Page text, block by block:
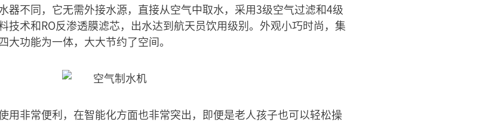
器不同，它无需外接水源，直接从空气中取水，采用3级空气过滤和4级
技术和RO反渗透膜滤芯，出水达到航天员饮用级别。外观小巧时尚，集
功能为一体，大大节约了空间。
用非常便利，在智能化方面也非常突出，即便是老人孩子也可以轻松操